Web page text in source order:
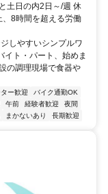
土日の内2日～/週 休
8時間を超える労働
しやすいシンプルワ
イト・パート、始めま
の調理現場で食器や
ー歓迎
バイク通勤OK
午前 経験者歓迎
夜間
まかないあり 長期歓迎